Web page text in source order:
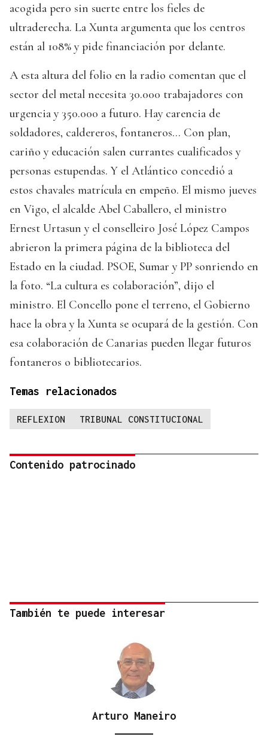
acogida pero sin suerte entre los fieles de
ultraderecha. La Xunta argumenta que los centros
están al 108% y pide financiación por delante.
A esta altura del folio en la radio comentan que el
sector del metal necesita 30.000 trabajadores con
urgencia y 350.000 a futuro. Hay carencia de
soldadores, caldereros, fontaneros... Con plan,
cariño y educación salen currantes cualificados y
personas estupendas. Y el Atlántico concedió a
estos chavales matrícula en empeño. El mismo jueves
en Vigo, el alcalde Abel Caballero, el ministro
Ernest Urtasun y el conselleiro José López Campos
abrieron la primera página de la biblioteca del
Estado en la ciudad. PSOE, Sumar y PP sonriendo en
la foto. “La cultura es colaboración”, dijo el
ministro. El Concello pone el terreno, el Gobierno
hace la obra y la Xunta se ocupará de la gestión. Con
esa colaboración de Canarias pueden llegar futuros
fontaneros o bibliotecarios.
Temas relacionados
REFLEXION TRIBUNAL CONSTITUCIONAL
Contenido patrocinado
También te puede interesar
Arturo Maneiro